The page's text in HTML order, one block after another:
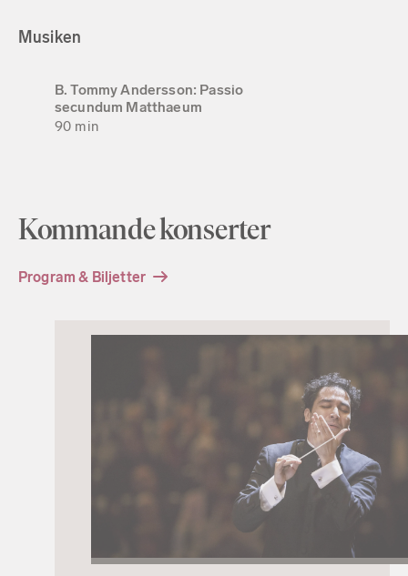
Musiken
B. Tommy Andersson: Passio
secundum Matthaeum
90 min
Kommande konserter
Program & Biljetter